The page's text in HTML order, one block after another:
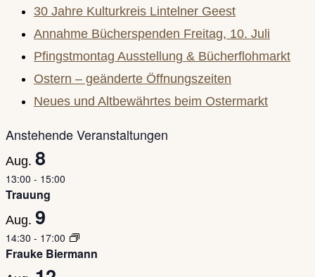
the
30 Jahre Kulturkreis Lintelner Geest
Annahme Bücherspenden Freitag, 10. Juli
Pfingstmontag Ausstellung & Bücherflohmarkt
Ostern – geänderte Öffnungszeiten
Neues und Altbewährtes beim Ostermarkt
Anstehende Veranstaltungen
Aug. 8
13:00 - 15:00
Trauung
Aug. 9
14:30 - 17:00
Frauke Biermann